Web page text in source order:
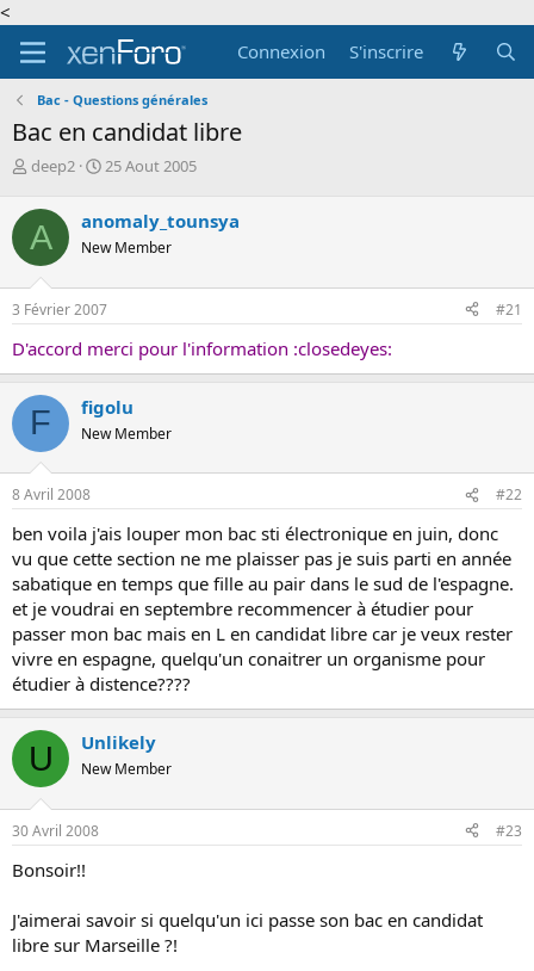
<
Connexion
S'inscrire
Bac - Questions générales
Bac en candidat libre
A
t
e
u
r
d
e
a
d
i
s
u
s
s
i
o
n
deep2
D
e
d
d
é
u
t
25 Aout 2005
A anomaly_tounsya
New Member
3 Février 2007 #21
D'accord merci pour l'information :closedeyes:
F figolu
New Member
8 Avril 2008 #22
ben voila j'ais louper mon bac sti électronique en juin, donc
vu que cette section ne me plaisser pas je suis parti en année
sabatique en temps que fille au pair dans le sud de l'espagne.
et je voudrai en septembre recommencer à étudier pour
passer mon bac mais en L en candidat libre car je veux rester
vivre en espagne, quelqu'un conaitrer un organisme pour
étudier à distence????
U Unlikely
New Member
30 Avril 2008 #23
Bonsoir!!
J'aimerai savoir si quelqu'un ici passe son bac en candidat
libre sur Marseille ?!